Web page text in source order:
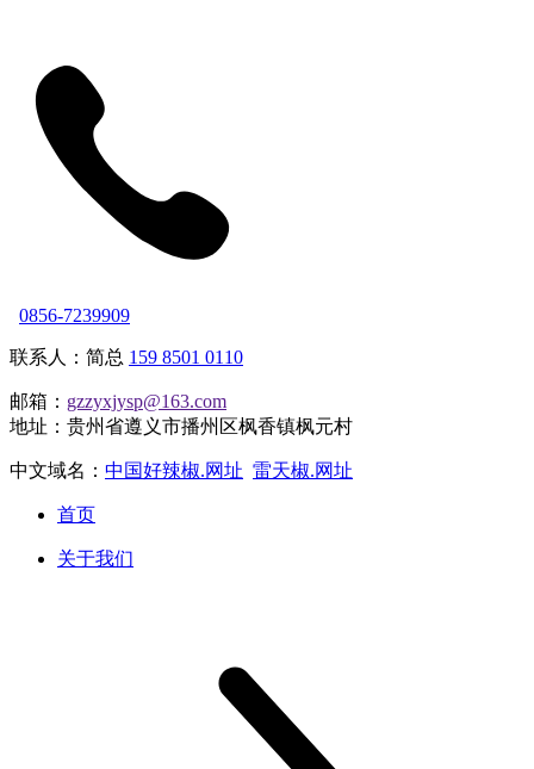
0856-7239909
联系人：简总 159 8501 0110
邮箱： gzzyxjysp@163.com
地址：贵州省遵义市播州区枫香镇枫元村
中文域名： 中国好辣椒.网址 雷天椒.网址
首页
关于我们